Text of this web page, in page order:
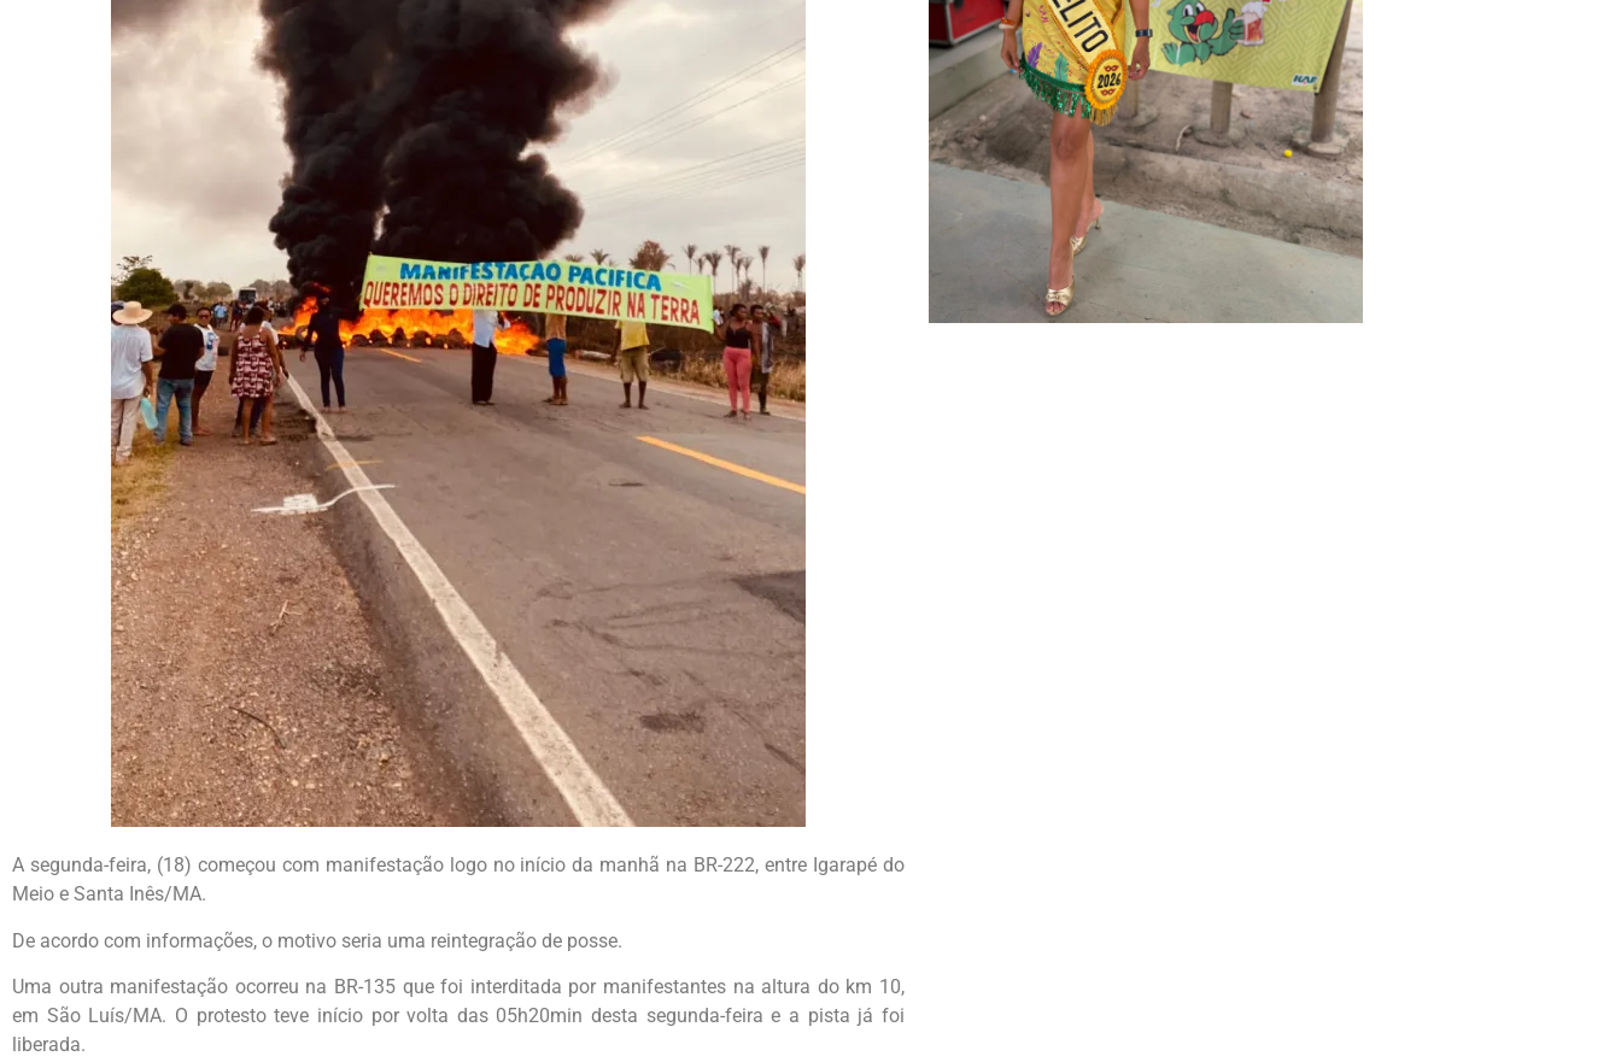
A segunda-feira, (18) começou com manifestação logo no início da manhã na BR-222, entre Igarapé do
Meio e Santa Inês/MA.
De acordo com informações, o motivo seria uma reintegração de posse.
Uma outra manifestação ocorreu na BR-135 que foi interditada por manifestantes na altura do km 10,
em São Luís/MA. O protesto teve início por volta das 05h20min desta segunda-feira e a pista já foi
liberada.